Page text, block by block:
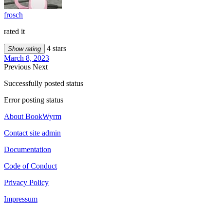
frosch
rated it
Show rating
4 stars
March 8, 2023
Previous Next
Successfully posted status
Error posting status
About BookWyrm
Contact site admin
Documentation
Code of Conduct
Privacy Policy
Impressum